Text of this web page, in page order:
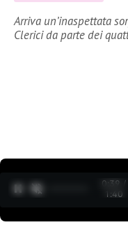
Arriva un’inaspettata
Clerici da parte dei
0:40 /
1:40